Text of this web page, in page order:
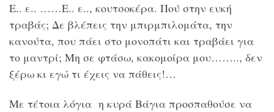
Ε.. ε.. ……Ε.. ε.., κουτσοκέρα. Πού στην ευκή
τραβάς; Δε βλέπεις την μπιρμπιλομάτα, την
κανούτα, που πάει στο μονοπάτι και τραβάει για
το μαντρί; Μη σε φτάσω, κακομοίρα μου…….., δεν
ξέρω κι εγώ τι έχεις να πάθεις!…
Με τέτοια λόγια η κυρά Βάγια προσπαθούσε να